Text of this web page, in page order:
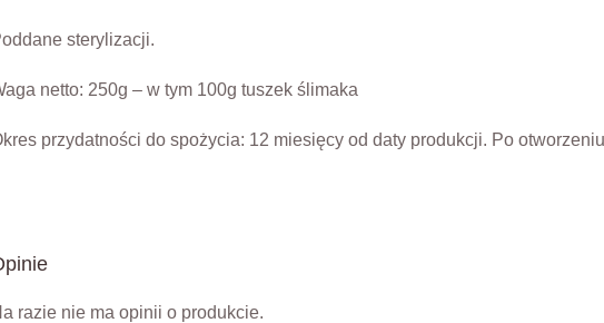
sterylizacji.
netto: 250g – w tym 100g tuszek ślimaka
przydatności do spożycia: 12 miesięcy od daty produkcji. Po
razie nie ma opinii o produkcie.